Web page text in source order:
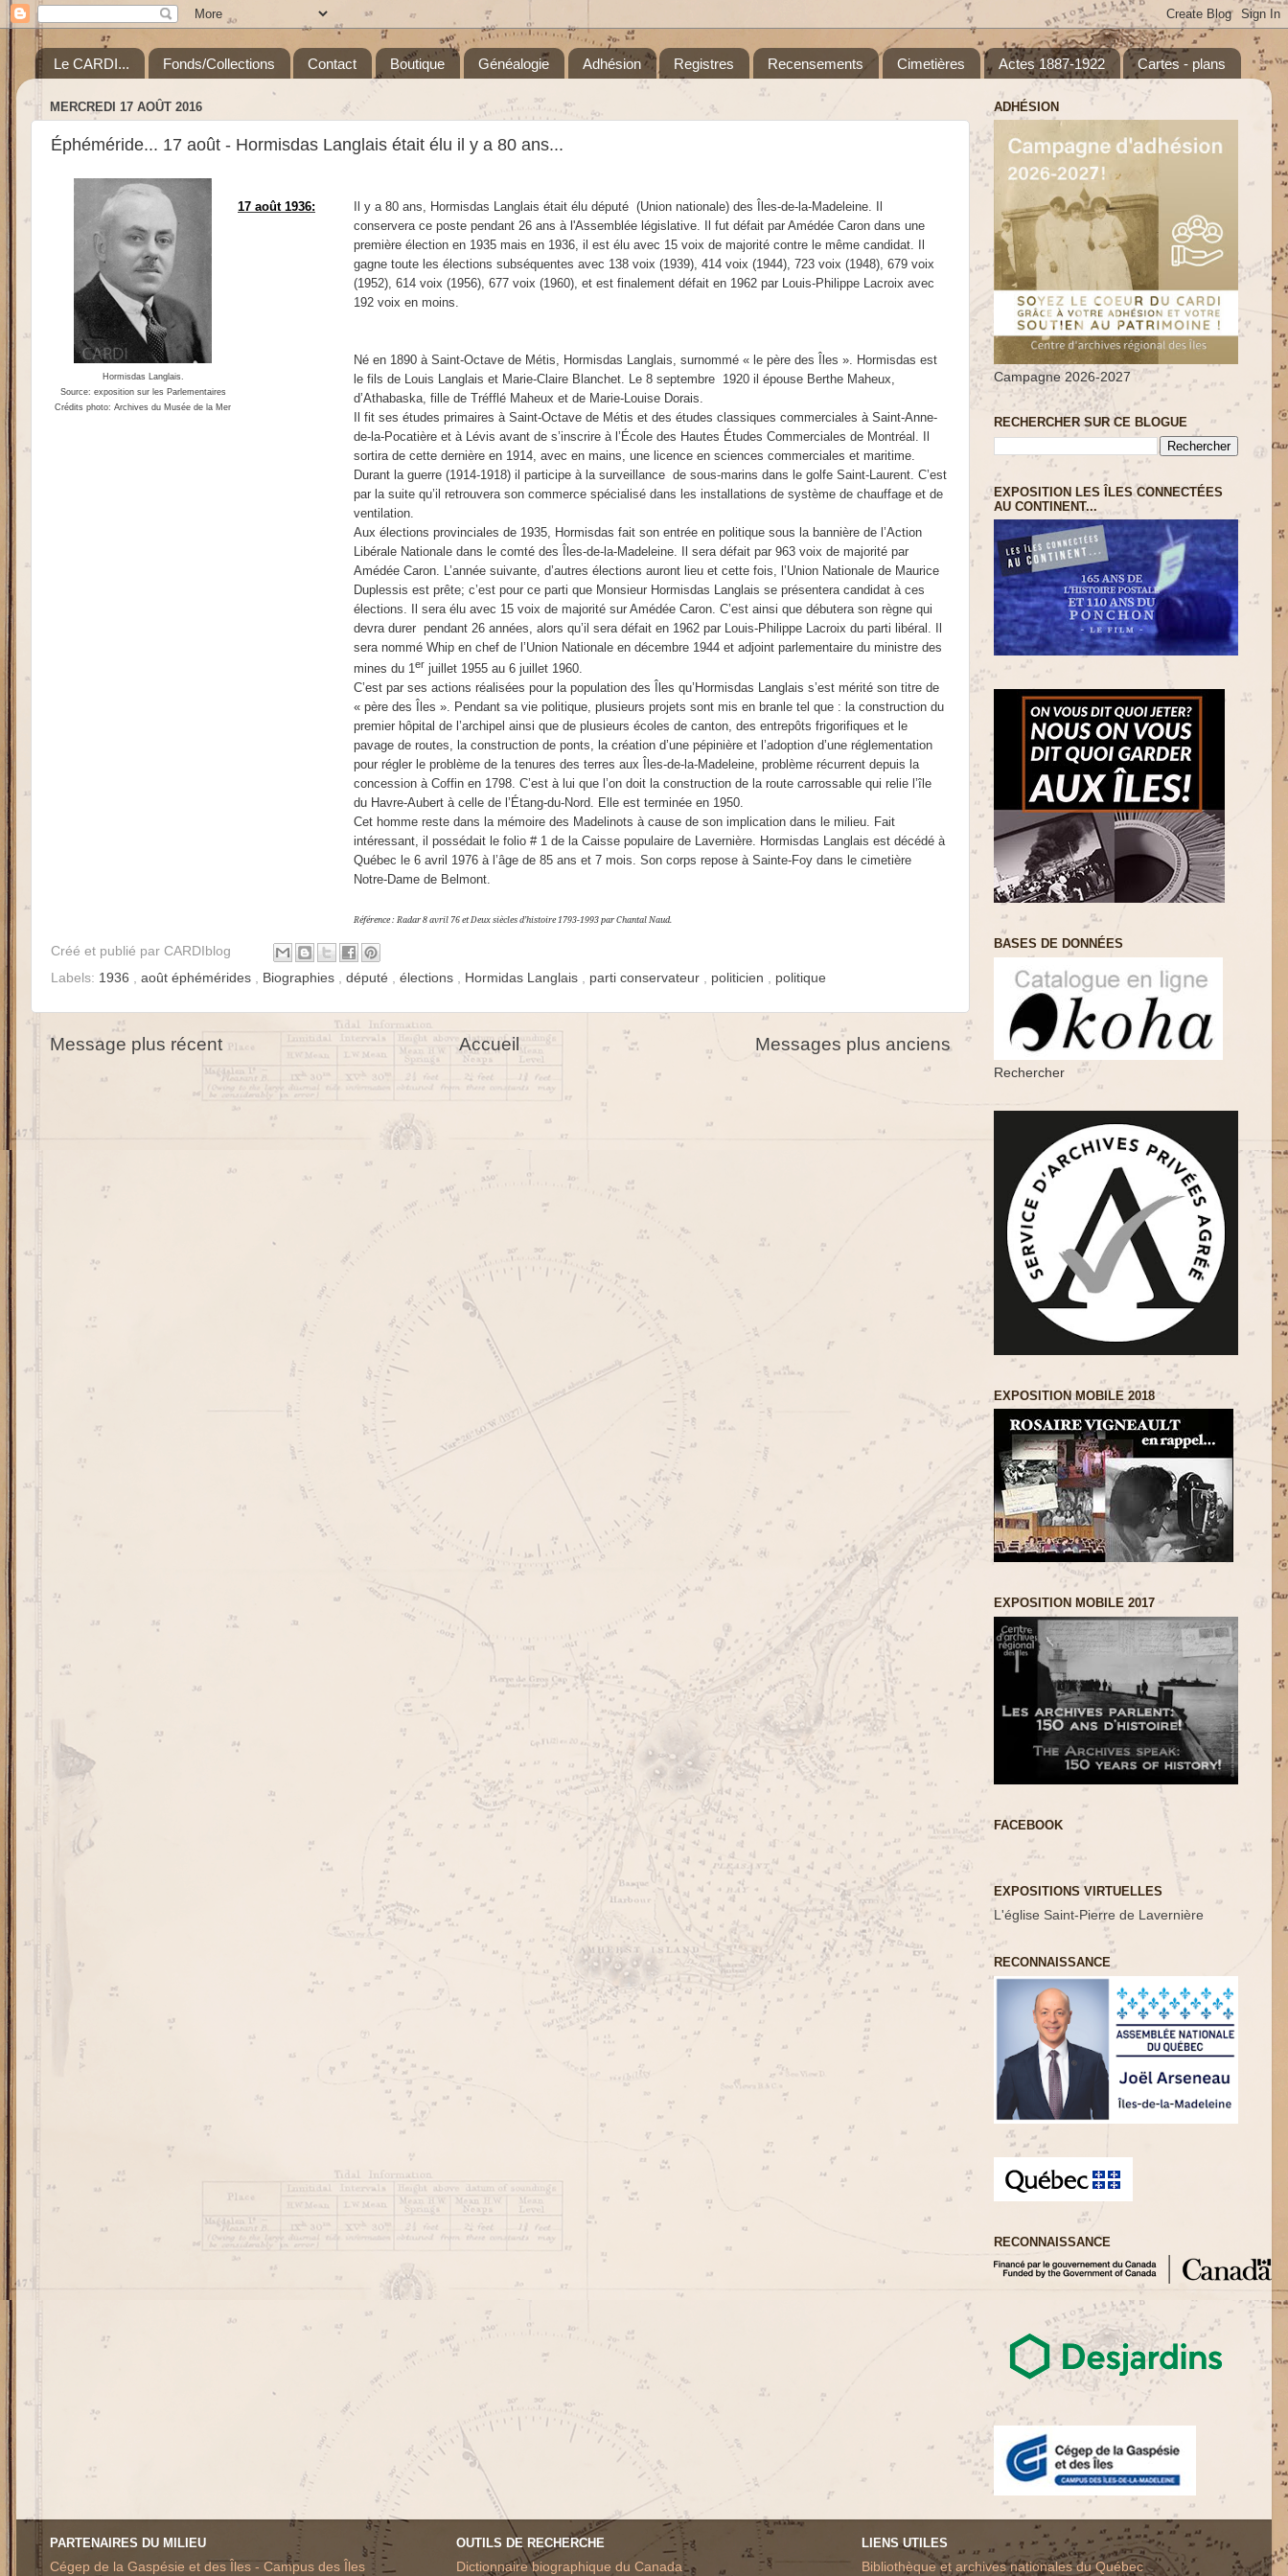
Le CARDI... Fonds/Collections Contact Boutique Généalogie Adhésion Registres Recensements Cimetières Actes 1887-1922 Cartes - plans
MERCREDI 17 AOÛT 2016
Éphéméride... 17 août - Hormisdas Langlais était élu il y a 80 ans...
Hormisdas Langlais.
Source: exposition sur les Parlementaires
Crédits photo: Archives du Musée de la Mer
17 août 1936:
Il y a 80 ans, Hormisdas Langlais était élu député (Union nationale) des Îles-de-la-Madeleine. Il
conservera ce poste pendant 26 ans à l'Assemblée législative. Il fut défait par Amédée Caron dans une
première élection en 1935 mais en 1936, i l est élu avec 15 voix de majorité contre le même candidat. Il
gagne toute les élections subséquentes avec 138 voix (1939), 414 voix (1944), 723 voix (1948), 679 voix
(1952), 614 voix (1956), 677 voix (1960), et est finalement défait en 1962 par Louis-Philippe Lacroix avec
192 voix en moins.
Né en 1890 à Saint-Octave de Métis, Hormisdas Langlais, surnommé « le père des Îles ». Hormisdas est
le fils de Louis Langlais et Marie-Claire Blanchet. Le 8 septembre 1920 il épouse Berthe Maheux,
d’Athabaska, fille de Tréfflé Maheux et de Marie-Louise Dorais.
Il fit ses études primaires à Saint-Octave de Métis et des études classiques commerciales à Saint-Anne-
de-la-Pocatière et à Lévis avant de s’inscrire à l’École des Hautes Études Commerciales de Montréal. Il
sortira de cette dernière en 1914, avec en mains, une licence en sciences commerciales et maritime.
Durant la guerre (1914-1918) il participe à la surveillance de sous-marins dans le golfe Saint-Laurent. C’est
par la suite qu’il retrouvera son commerce spécialisé dans les installations de système de chauffage et de
ventilation.
Aux élections provinciales de 1935, Hormisdas fait son entrée en politique sous la bannière de l’Action
Libérale Nationale dans le comté des Îles-de-la-Madeleine. Il sera défait par 963 voix de majorité par
Amédée Caron. L’année suivante, d’autres élections auront lieu et cette fois, l’Union Nationale de Maurice
Duplessis est prête; c’est pour ce parti que Monsieur Hormisdas Langlais se présentera candidat à ces
élections. Il sera élu avec 15 voix de majorité sur Amédée Caron. C’est ainsi que débutera son règne qui
devra durer pendant 26 années, alors qu’il sera défait en 1962 par Louis-Philippe Lacroix du parti libéral. Il
sera nommé Whip en chef de l’Union Nationale en décembre 1944 et adjoint parlementaire du ministre des
mines du 1er juillet 1955 au 6 juillet 1960.
C’est par ses actions réalisées pour la population des Îles qu’Hormisdas Langlais s’est mérité son titre de
« père des Îles ». Pendant sa vie politique, plusieurs projets sont mis en branle tel que : la construction du
premier hôpital de l’archipel ainsi que de plusieurs écoles de canton, des entrepôts frigorifiques et le
pavage de routes, la construction de ponts, la création d’une pépinière et l’adoption d’une réglementation
pour régler le problème de la tenures des terres aux Îles-de-la-Madeleine, problème récurrent depuis la
concession à Coffin en 1798. C’est à lui que l’on doit la construction de la route carrossable qui relie l’île
du Havre-Aubert à celle de l’Étang-du-Nord. Elle est terminée en 1950.
Cet homme reste dans la mémoire des Madelinots à cause de son implication dans le milieu. Fait
intéressant, il possédait le folio # 1 de la Caisse populaire de Lavernière. Hormisdas Langlais est décédé à
Québec le 6 avril 1976 à l’âge de 85 ans et 7 mois. Son corps repose à Sainte-Foy dans le cimetière
Notre-Dame de Belmont.
Référence : Radar 8 avril 76 et Deux siècles d’histoire 1793-1993 par Chantal Naud.
Créé et publié par CARDIblog
Labels: 1936 août éphémérides Biographies député élections Hormidas Langlais parti conservateur politicien politique
Message plus récent Messages plus anciens
Accueil
ADHÉSION
Campagne 2026-2027
RECHERCHER SUR CE BLOGUE
EXPOSITION LES ÎLES CONNECTÉES
AU CONTINENT...
BASES DE DONNÉES
Rechercher
EXPOSITION MOBILE 2018
EXPOSITION MOBILE 2017
FACEBOOK
EXPOSITIONS VIRTUELLES
L'église Saint-Pierre de Lavernière
RECONNAISSANCE
RECONNAISSANCE
PARTENAIRES DU MILIEU
Cégep de la Gaspésie et des Îles - Campus des Îles
OUTILS DE RECHERCHE
Dictionnaire biographique du Canada
LIENS UTILES
Bibliothèque et archives nationales du Québec